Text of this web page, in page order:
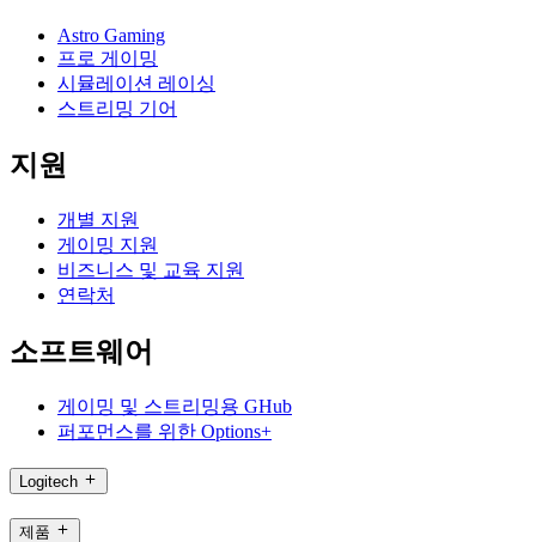
Astro Gaming
프로 게이밍
시뮬레이션 레이싱
스트리밍 기어
지원
개별 지원
게이밍 지원
비즈니스 및 교육 지원
연락처
소프트웨어
게이밍 및 스트리밍용 GHub
퍼포먼스를 위한 Options+
Logitech
제품